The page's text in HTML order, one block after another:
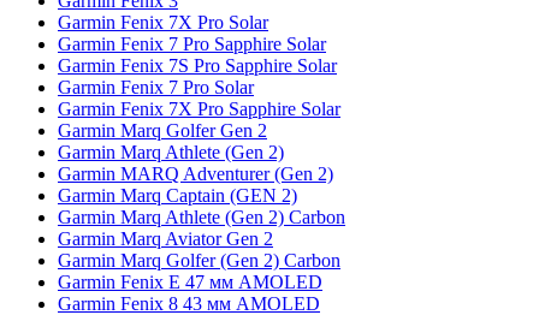
Garmin Fenix 7X Pro Solar
Garmin Fenix 7 Pro Sapphire Solar
Garmin Fenix 7S Pro Sapphire Solar
Garmin Fenix 7 Pro Solar
Garmin Fenix 7X Pro Sapphire Solar
Garmin Marq Golfer Gen 2
Garmin Marq Athlete (Gen 2)
Garmin MARQ Adventurer (Gen 2)
Garmin Marq Captain (GEN 2)
Garmin Marq Athlete (Gen 2) Carbon
Garmin Marq Aviator Gen 2
Garmin Marq Golfer (Gen 2) Carbon
Garmin Fenix E 47 мм AMOLED
Garmin Fenix 8 43 мм AMOLED